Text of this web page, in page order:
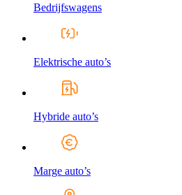
Bedrijfswagens
Elektrische auto’s
Hybride auto’s
Marge auto’s